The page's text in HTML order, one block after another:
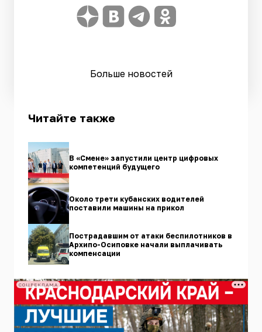
Больше новостей
Читайте также
В «Смене» запустили центр цифровых
компетенций будущего
Около трети кубанских водителей
поставили машины на прикол
Пострадавшим от атаки беспилотников в
Архипо-Осиповке начали выплачивать
компенсации
СОЦРЕКЛАМА